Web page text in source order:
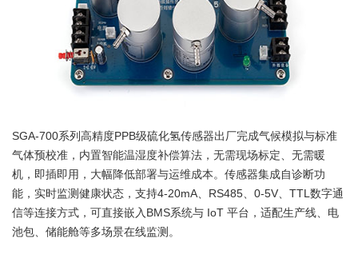
SGA-700系列高精度PPB级硫化氢传感器出厂完成气候模拟与标准
气体预校准，内置智能温湿度补偿算法，无需现场标定、无需暖
机，即插即用，大幅降低部署与运维成本。传感器集成自诊断功
能，实时监测健康状态，支持4-20mA、RS485、0-5V、TTL数字通
信等连接方式，可直接嵌入BMS系统与 IoT 平台，适配生产线、电
池包、储能舱等多场景在线监测。